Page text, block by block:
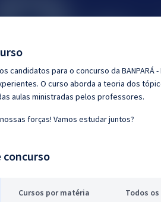
candidatos para o concurso da BANPARÁ
O curso aborda a teoria dos
aulas ministradas pelos professores.
forças! Vamos estudar juntos?
concurso
Cursos por matéria Todos